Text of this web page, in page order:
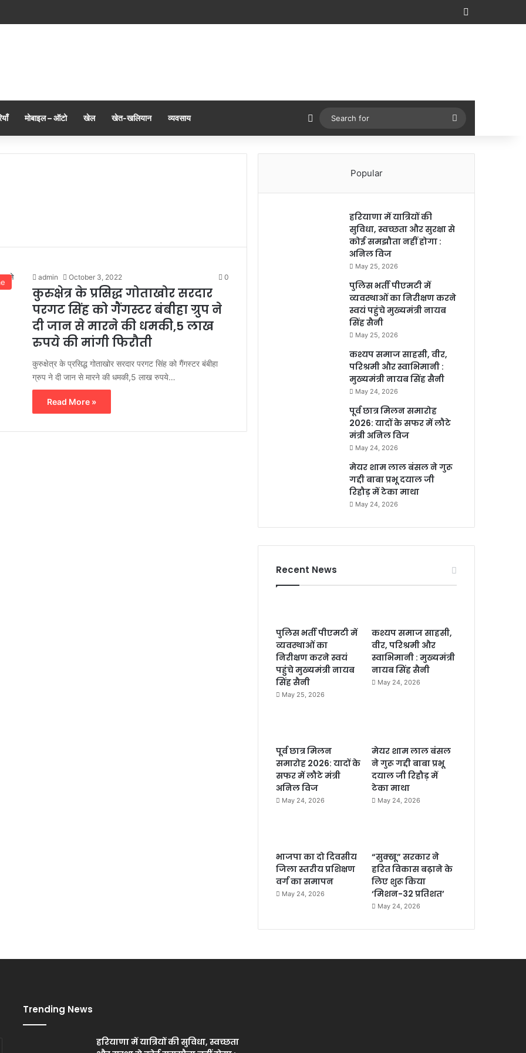
मोबाइल – ऑटो खेल खेत-खलियान व्यवसाय Switch skin
Search
for
admin October 3, 2022 0
कुरुक्षेत्र के प्रसिद्ध गोताखोर सरदार
परगट सिंह को गैंगस्टर बंबीहा ग्रुप ने
दी जान से मारने की धमकी,5 लाख
रुपये की मांगी फिरौती
कुरुक्षेत्र के प्रसिद्ध गोताखोर सरदार परगट सिंह को गैंगस्टर बंबीहा
ग्रुप ने दी जान से मारने की धमकी,5 लाख रुपये…
Read More »
Popular
हरियाणा में यात्रियों की
सुविधा, स्वच्छता और सुरक्षा से
कोई समझौता नहीं होगा :
अनिल विज
May 25, 2026
पुलिस भर्ती पीएमटी में
व्यवस्थाओं का निरीक्षण करने
स्वयं पहुंचे मुख्यमंत्री नायब
सिंह सैनी
May 25, 2026
कश्यप समाज साहसी, वीर,
परिश्रमी और स्वाभिमानी :
मुख्यमंत्री नायब सिंह सैनी
May 24, 2026
पूर्व छात्र मिलन समारोह
2026: यादों के सफर में लौटे
मंत्री अनिल विज
May 24, 2026
मेयर शाम लाल बंसल ने गुरू
गद्दी बाबा प्रभू दयाल जी
रिहौड़ में टेका माथा
May 24, 2026
Recent News
पुलिस भर्ती पीएमटी में
व्यवस्थाओं का
निरीक्षण करने स्वयं
पहुंचे मुख्यमंत्री नायब
सिंह सैनी
May 25, 2026
कश्यप समाज साहसी,
वीर, परिश्रमी और
स्वाभिमानी : मुख्यमंत्री
नायब सिंह सैनी
May 24, 2026
पूर्व छात्र मिलन
समारोह 2026: यादों के
सफर में लौटे मंत्री
अनिल विज
May 24, 2026
मेयर शाम लाल बंसल
ने गुरू गद्दी बाबा प्रभू
दयाल जी रिहौड़ में
टेका माथा
May 24, 2026
भाजपा का दो दिवसीय
जिला स्तरीय प्रशिक्षण
वर्ग का समापन
May 24, 2026
“सुक्खू” सरकार ने
हरित विकास बढ़ाने के
लिए शुरू किया
‘मिशन-32 प्रतिशत’
May 24, 2026
Trending News
हरियाणा में यात्रियों की सुविधा, स्वच्छता